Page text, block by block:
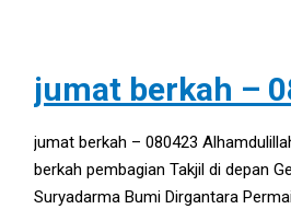
jumat berkah –
jumat berkah – 080423
berkah pembagian Takjil di depan
Suryadarma Bumi Dirgantara